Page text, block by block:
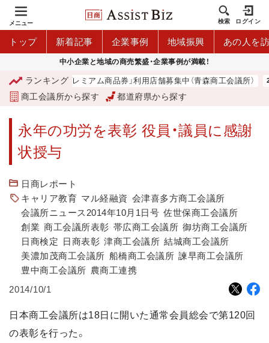
メニュー 検索 ログイン
トップ 新着記事 企業事例 地域振興 あの人を
中小企業と地域の商売繁盛・企業事例が満載！
ランキング
「青森市プレミアム商品券」利用店舗募集中（青森商工会議所）
商工会議所から探す 都道府県から探す
永年の功労を表彰 役員・議員に感謝
状授与
日商レポート
キャリア教育 マル経融資 会津喜多方商工会議所
会議所ニュース2014年10月1日号 佐世保商工会議所
創業 商工会議所表彰 帯広商工会議所 御坊商工会議所
日商検定 日商表彰 津商工会議所 結城商工会議所
美濃加茂商工会議所 船橋商工会議所 諫早商工会議所
豊中商工会議所 農商工連携
2014/10/1
日本商工会議所は18日に開いた通常会員総会で第120回
の表彰を行った。